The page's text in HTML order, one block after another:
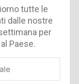
tutte le
dalle nostre
per
Paese.